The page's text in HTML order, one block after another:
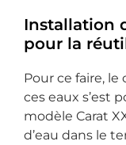
Installation
pour la
Pour ce faire,
ces eaux s’est
modèle Carat
d’eau dans le